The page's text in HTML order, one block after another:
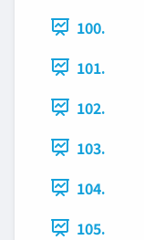
100.
101.
102.
103.
104.
105.